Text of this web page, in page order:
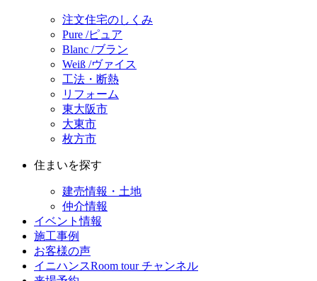
注文住宅のしくみ
Pure /ピュア
Blanc /ブラン
Weiß /ヴァイス
工法・断熱
リフォーム
東大阪市
大東市
枚方市
住まいを探す
建売情報・土地
仲介情報
イベント情報
施工事例
お客様の声
イニハンスRoom tour チャンネル